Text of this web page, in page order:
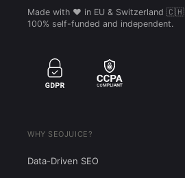
Made with ❤️ in EU & Switzerland 🇨🇭
100% self-funded and independent.
WHY SEOJUICE?
Data-Driven SEO